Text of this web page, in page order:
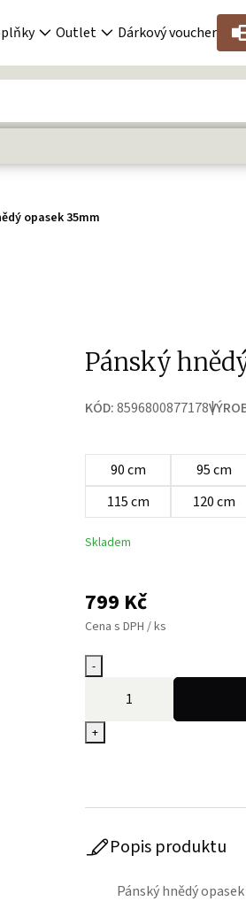
Outlet Dárkový voucher
opasek 35mm
Pánský
KÓD:8596800877178
90 cm 95 cm
115 cm
120 cm
Skladem
799 Kč
Cena s DPH / ks
-
+
Popis produktu
Pánský hnědý